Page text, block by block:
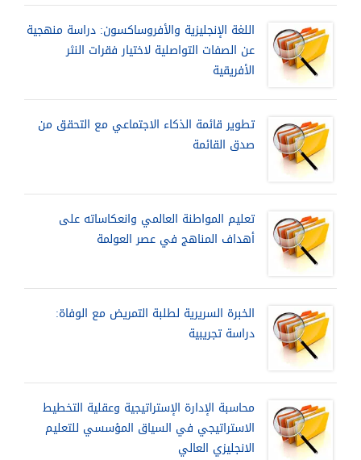
اللغة الإنجليزية والأفروساكسون: دراسة منهجية
عن الصفات التواصلية لاختيار فقرات النثر
الأفريقية
تطوير قائمة الذكاء الاجتماعي مع التحقق من
صدق القائمة
تعليم المواطنة العالمي وانعكاساته على
أهداف المناهج في عصر العولمة
الخبرة السريرية لطلبة التمريض مع الوفاة:
دراسة تجريبية
محاسبة الإدارة الإستراتيجية وعقلية التخطيط
الاستراتيجي في السياق المؤسسي للتعليم
الانجليزي العالي